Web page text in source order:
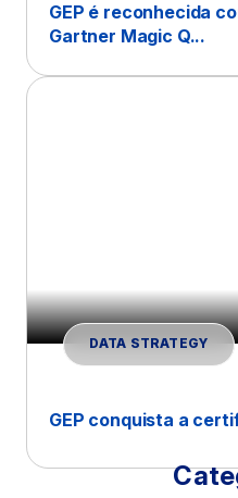
GEP é reconhecida
Gartner Magic Q...
DATA STRATEGY
GEP conquista a